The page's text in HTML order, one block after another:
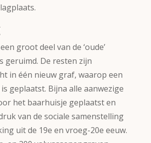
groot deel van de ‘oude’
geruimd. De resten zijn
in één nieuw graf, waarop een
geplaatst. Bijna alle aanwezige
het baarhuisje geplaatst en
van de sociale samenstelling
uit de 19e en vroeg-20e eeuw.